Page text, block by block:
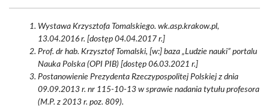
Wystawa Krzysztofa Tomalskiego. wk.asp.krakow.pl,
13.04.2016 r. [dostęp 04.04.2017 r.]
Prof. dr hab. Krzysztof Tomalski, [w:] baza „Ludzie nauki” portalu
Nauka Polska (OPI PIB) [dostęp 06.03.2021 r.]
Postanowienie Prezydenta Rzeczypospolitej Polskiej z dnia
09.09.2013 r. nr 115-10-13 w sprawie nadania tytułu profesora
(M.P. z 2013 r. poz. 809).